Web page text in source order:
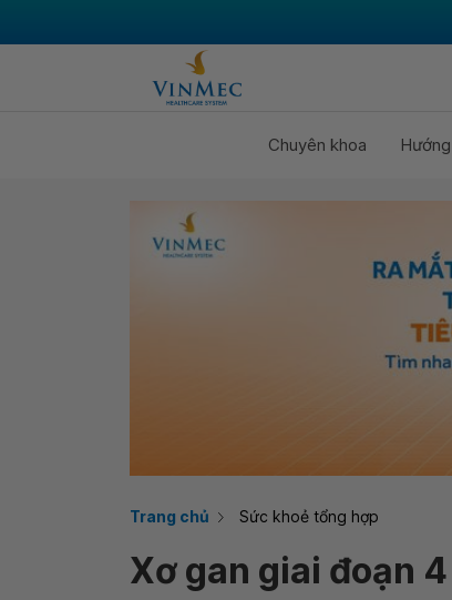
Chuyên khoa
Trang chủ Sức khoẻ tổng hợp
Xơ gan giai đoạn